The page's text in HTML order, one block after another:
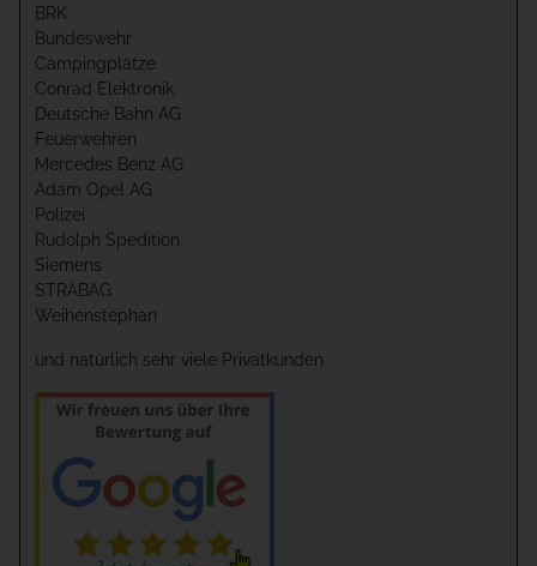
BRK
Bundeswehr
Campingplätze
Conrad Elektronik
Deutsche Bahn AG
Feuerwehren
Mercedes Benz AG
Adam Opel AG
Polizei
Rudolph Spedition
Siemens
STRABAG
Weihenstephan
und natürlich sehr viele Privatkunden